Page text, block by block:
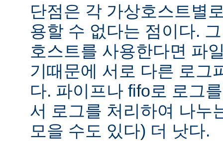
단점은 각 가상호스트별
용할 수 없다는 점이다.
호스트를 사용한다면 파
기때문에 서로 다른 로그
다. 파이프나 fifo로 로그
서 로그를 처리하여 나누
모을 수도 있다) 더 낫다.